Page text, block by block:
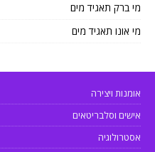
מי ברק תאגיד מים
מי אונו תאגיד מים
אומנות ויצירה
אישים וסלבריטאים
אסטרולוגיה